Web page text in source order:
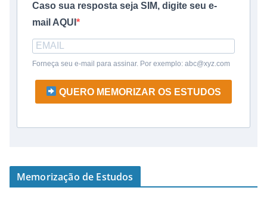
Caso sua resposta seja SIM, digite seu e-
mail AQUI
Forneça seu e-mail para assinar. Por exemplo: abc@xyz.com
QUERO MEMORIZAR OS ESTUDOS
Memorização de Estudos